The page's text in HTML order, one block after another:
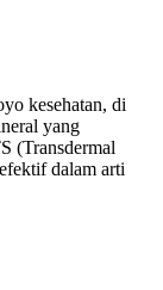
kesehatan, di
yang
(Transdermal
dalam arti